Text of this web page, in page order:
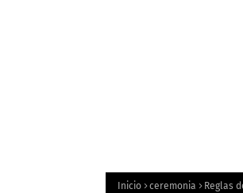
Inicio ceremonia Reglas